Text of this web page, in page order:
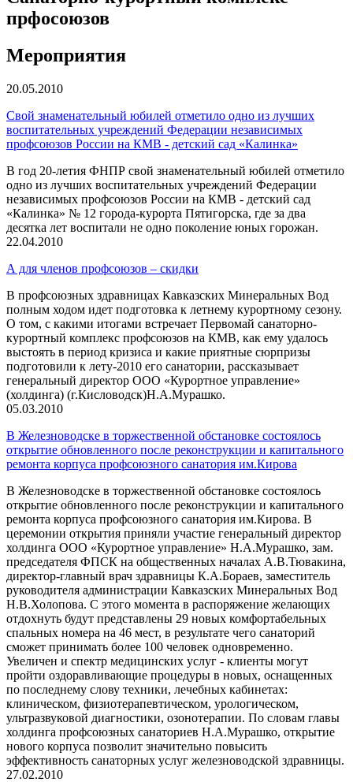
прфосоюзов
Мероприятия
20.05.2010
Cвой знаменательный юбилей отметило одно из лучших
воспитательных учреждений Федерации независимых
профсоюзов России на КМВ - детский сад «Калинка»
В год 20-летия ФНПР свой знаменательный юбилей отметило
одно из лучших воспитательных учреждений Федерации
независимых профсоюзов России на КМВ - детский сад
«Калинка» № 12 города-курорта Пятигорска, где за два
десятка лет воспитали не одно поколение юных горожан.
22.04.2010
А для членов профсоюзов – скидки
В профсоюзных здравницах Кавказских Минеральных Вод
полным ходом идет подготовка к летнему курортному сезону.
О том, с какими итогами встречает Первомай санаторно-
курортный комплекс профсоюзов на КМВ, как ему удалось
выстоять в период кризиса и какие приятные сюрпризы
подготовили к лету-2010 его санатории, рассказывает
генеральный директор ООО «Курортное управление»
(холдинга) (г.Кисловодск)Н.А.Мурашко.
05.03.2010
В Железноводске в торжественной обстановке состоялось
открытие обновленного после реконструкции и капитального
ремонта корпуса профсоюзного санатория им.Кирова
В Железноводске в торжественной обстановке состоялось
открытие обновленного после реконструкции и капитального
ремонта корпуса профсоюзного санатория им.Кирова. В
церемонии открытия приняли участие генеральный директор
холдинга ООО «Курортное управление» Н.А.Мурашко, зам.
председателя ФПСК на общественных началах А.В.Тювакина,
директор-главный врач здравницы К.А.Бораев, заместитель
руководителя администрации Кавказских Минеральных Вод
Н.В.Холопова. С этого момента в распоряжение желающих
отдохнуть будут представлены 29 новых комфортабельных
спальных номера на 46 мест, в результате чего санаторий
сможет принимать более 100 человек одновременно.
Увеличен и спектр медицинских услуг - клиенты могут
пройти оздоравливающие процедуры в новых, оснащенных
по последнему слову техники, лечебных кабинетах:
клиническом, физиотерапевтическом, урологическом,
ультразвуковой диагностики, озонотерапии. По словам главы
холдинга профсоюзных санаториев Н.А.Мурашко, открытие
нового корпуса позволит значительно повысить
эффективность санаторных услуг железноводской здравницы.
27.02.2010